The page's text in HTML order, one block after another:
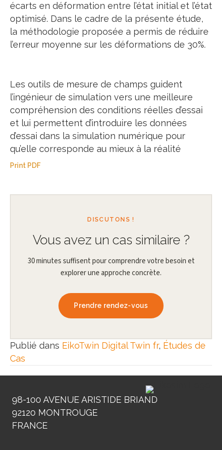
écarts en déformation entre l’état initial et l’état
optimisé. Dans le cadre de la présente étude,
la méthodologie proposée a permis de réduire
l’erreur moyenne sur les déformations de 30%.
Les outils de mesure de champs guident
l’ingénieur de simulation vers une meilleure
compréhension des conditions réelles d’essai
et lui permettent d’introduire les données
d’essai dans la simulation numérique pour
qu’elle corresponde au mieux à la réalité
Print PDF
DISCUTONS !
Vous avez un cas similaire ?
30 minutes suffisent pour comprendre votre besoin et
explorer une approche concrète.
Prendre rendez-vous
Publié dans EikoTwin Digital Twin fr, Études de
Cas
98-100 AVENUE ARISTIDE BRIAND
92120 MONTROUGE
FRANCE